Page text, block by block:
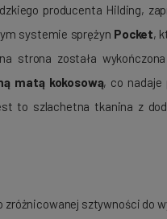
producenta Hilding,
systemie sprężyn Pocket,
strona została
matą kokosową, co nadaje
to szlachetna tkanina z
zróżnicowanej sztywności do